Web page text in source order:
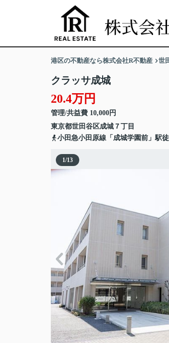
港区の不動産なら株式会社R不動産 世
クラッサ成城
20.4万円
管理/共益費 10,000円
東京都世田谷区成城 ７丁目
小田急小田原線「成城学園前」駅
1/13